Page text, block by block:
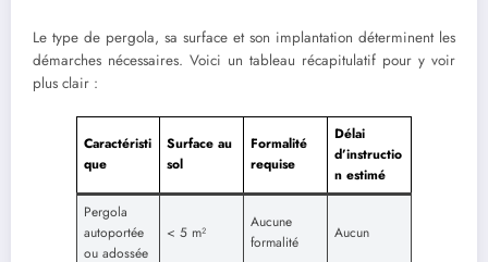
Le type de pergola, sa surface et son implantation déterminent les
démarches nécessaires. Voici un tableau récapitulatif pour y voir
plus clair :
Caractéristi
que
Surface au
sol
Formalité
requise
Délai
d’instructio
n estimé
Pergola
autoportée
ou adossée
< 5 m²
Aucune
formalité
Aucun